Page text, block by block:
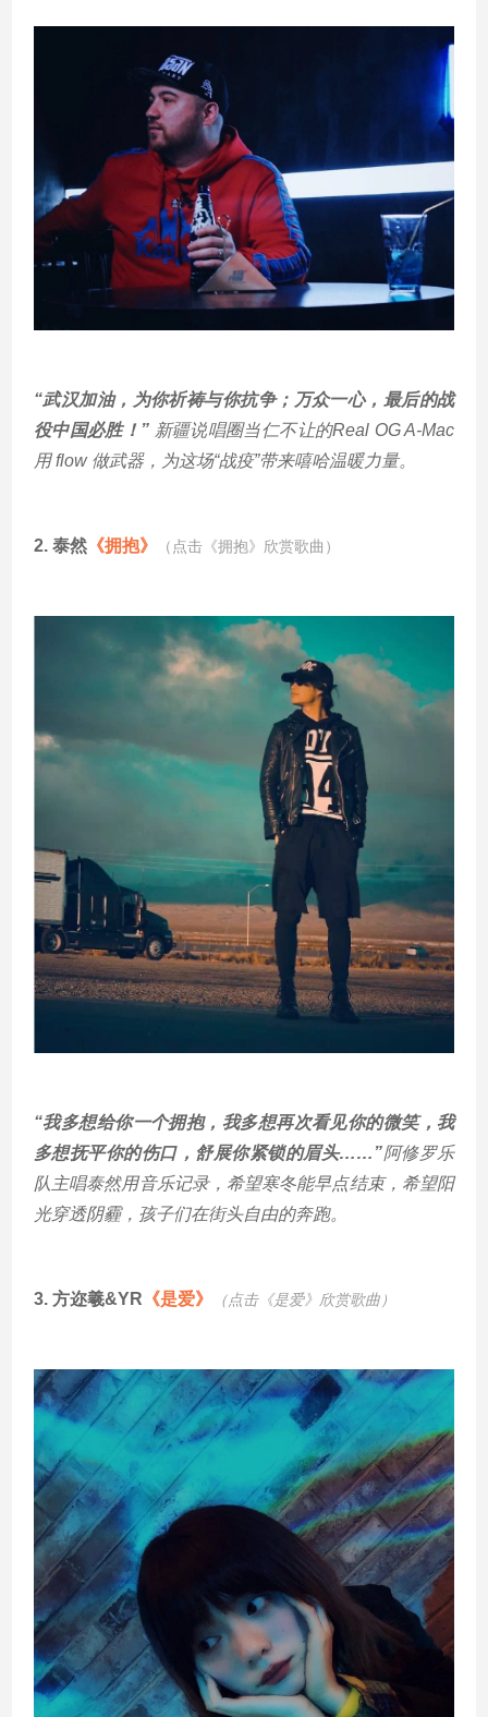
“武汉加油，为你祈祷与你抗争；万众一心，最后的战
役中国必胜！” 新疆说唱圈当仁不让的Real OG A-Mac
用 flow 做武器，为这场“战疫”带来嘻哈温暖力量。
2. 泰然 《拥抱》 （点击《拥抱》欣赏歌曲）
“我多想给你一个拥抱，我多想再次看见你的微笑，我
多想抚平你的伤口，舒展你紧锁的眉头……”阿修罗乐
队主唱泰然用音乐记录，希望寒冬能早点结束，希望阳
光穿透阴霾，孩子们在街头自由的奔跑。
3. 方迩羲&YR 《是爱》 （点击《是爱》欣赏歌曲）